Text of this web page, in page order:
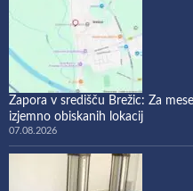
Zapora v središču Brežic: Za
izjemno obiskanih lokacij
07.08.2026